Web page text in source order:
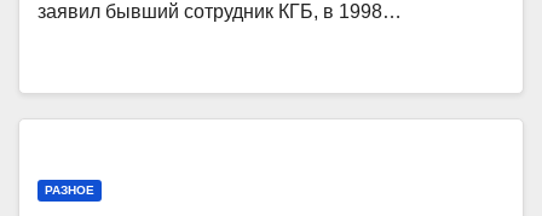
заявил бывший сотрудник КГБ, в 1998…
РАЗНОЕ